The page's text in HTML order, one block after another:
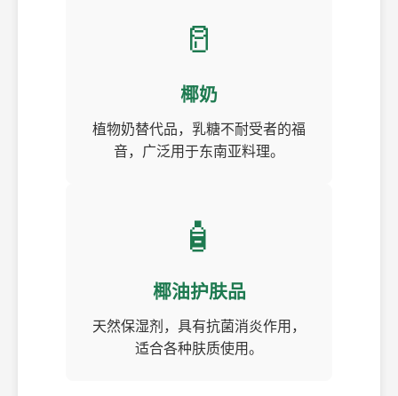
🥛
椰奶
植物奶替代品，乳糖不耐受者的福
音，广泛用于东南亚料理。
🧴
椰油护肤品
天然保湿剂，具有抗菌消炎作用，
适合各种肤质使用。